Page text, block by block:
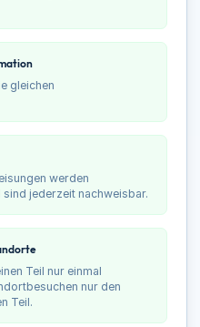
gleichen
werden
jederzeit nachweisbar.
Teil nur einmal
nur den
Teil.